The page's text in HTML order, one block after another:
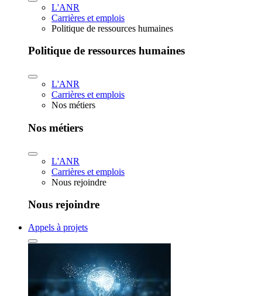
L'ANR
Carrières et emplois
Politique de ressources humaines
Politique de ressources humaines
L'ANR
Carrières et emplois
Nos métiers
Nos métiers
L'ANR
Carrières et emplois
Nous rejoindre
Nous rejoindre
Appels à projets